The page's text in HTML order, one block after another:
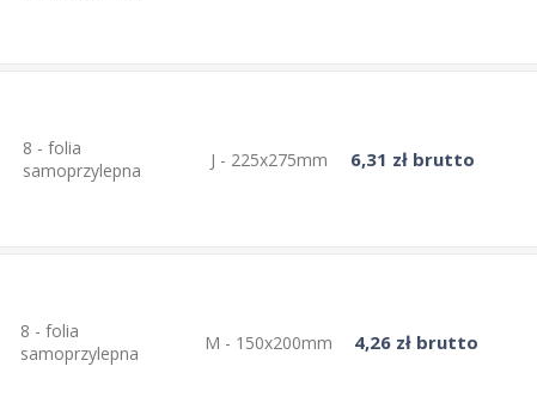
8 - folia
samoprzylepna
J - 225x275mm 6,31 zł brutto
8 - folia
samoprzylepna
M - 150x200mm 4,26 zł brutto